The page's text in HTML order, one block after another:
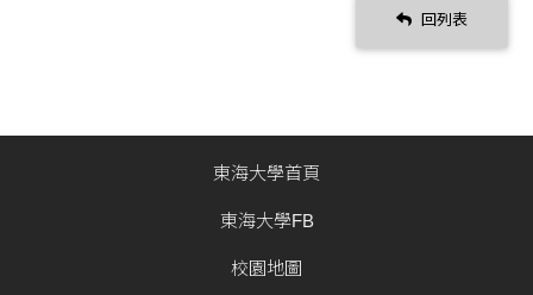
回列表
東海大學首頁
東海大學FB
校園地圖